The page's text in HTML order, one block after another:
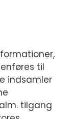
til
indsamler
tilgang